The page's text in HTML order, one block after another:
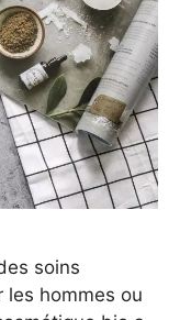
soins
les hommes ou